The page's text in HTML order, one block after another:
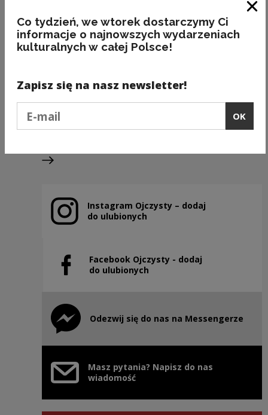
BAKALIE
Previous slide
Next slide
Instagram Ojczysty – dodaj
do ulubionych
Note, the link will open in a new window
Facebook Ojczysty - dodaj
do ulubionych
Note, the link will open in a new window
Odezwij się do nas na Messengerze
Note, the link will open in a new window
Masz pytania? Napisz do nas
wiadomość
Co tydzień, we wtorek dostarczymy Ci
informacje o najnowszych wydarzeniach
kulturalnych w całej Polsce!
Zapisz się na nasz newsletter!
OK